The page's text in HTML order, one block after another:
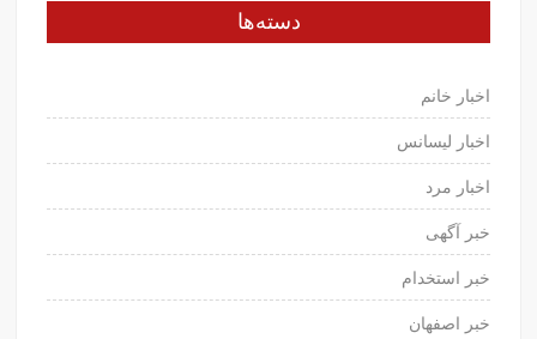
دسته‌ها
اخبار خانم
اخبار لیسانس
اخبار مرد
خبر آگهی
خبر استخدام
خبر اصفهان